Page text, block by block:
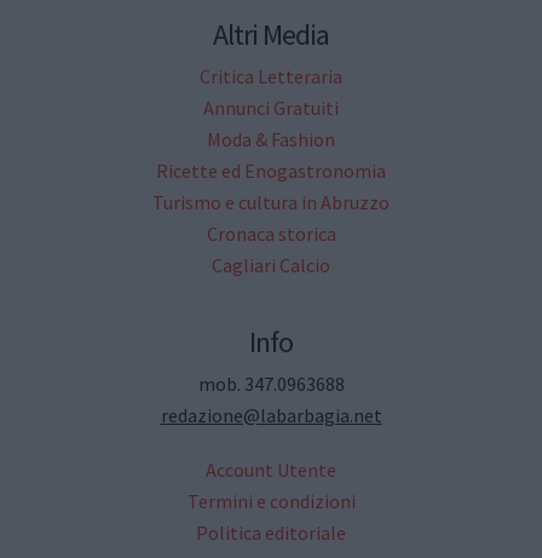
Altri Media
Critica Letteraria
Annunci Gratuiti
Moda & Fashion
Ricette ed Enogastronomia
Turismo e cultura in Abruzzo
Cronaca storica
Cagliari Calcio
Info
mob. 347.0963688
redazione@labarbagia.net
Account Utente
Termini e condizioni
Politica editoriale